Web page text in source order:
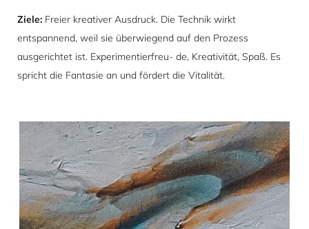
Ziele: Freier kreativer Ausdruck. Die Technik wirkt
entspannend, weil sie überwiegend auf den Prozess
ausgerichtet ist. Experimentierfreu- de, Kreativität, Spaß. Es
spricht die Fantasie an und fördert die Vitalität.